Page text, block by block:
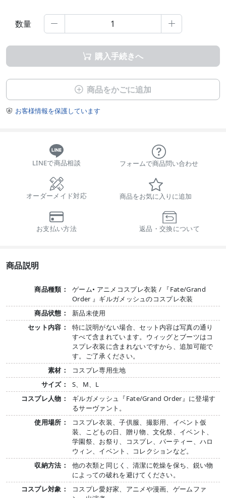
数量  
 購入手続きへ
 商品をかごに追加
 お客様情報を保護しています
LINEで商品相談 フォームで商品問い合わせ
オーダーメイド対応 商品をお気に入りに追加
お支払い方法 返品・交換について
商品説明
商品種類：
ゲーム• アニメコスプレ衣装 / 『Fate/Grand
Order 』ギルガメッシュのコスプレ衣装
商品状態：
新品未使用
セット内容：
特に説明がない場合、セット内容は写真の通り
すべて含まれています。ウィッグとブーツはコ
スプレ衣装に含まれないですから、追加可能で
す。ご了承ください。
素材：
コスプレ専用生地
サイズ：
S、M、L
コスプレ人物：
ギルガメッシュ『Fate/Grand Order』に登場す
るサーヴァント。
使用場所：
コスプレ衣装、子供服、撮影用、イベント仮
装、こどもの日、贈り物、文化祭、イベント、
学園祭、お祭り、コスプレ、パーティー、ハロ
ウィン、イベント、コレクションなど。
収納方法：
他の衣類と同じく、清潔に乾燥を保ち、鋭い物
によっての破れを避けてください。
コスプレ対象：
コスプレ愛好家、アニメや漫画、ゲームファ